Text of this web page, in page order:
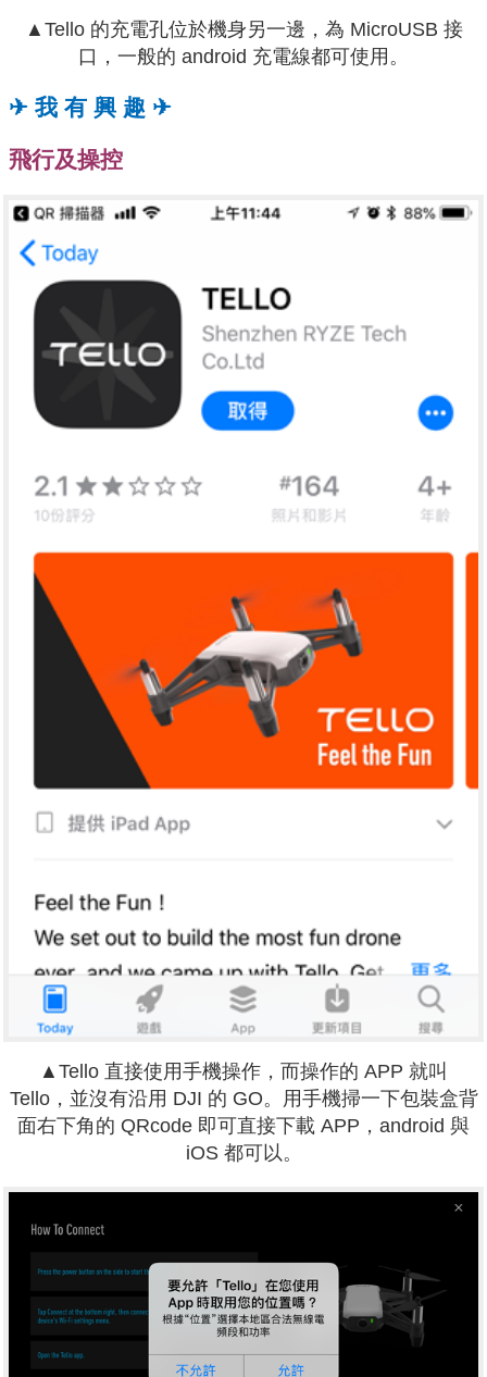
▲Tello 的充電孔位於機身另一邊，為 MicroUSB 接
口，一般的 android 充電線都可使用。
✈ 我 有 興 趣 ✈
飛行及操控
▲Tello 直接使用手機操作，而操作的 APP 就叫
Tello，並沒有沿用 DJI 的 GO。用手機掃一下包裝盒背
面右下角的 QRcode 即可直接下載 APP，android 與
iOS 都可以。